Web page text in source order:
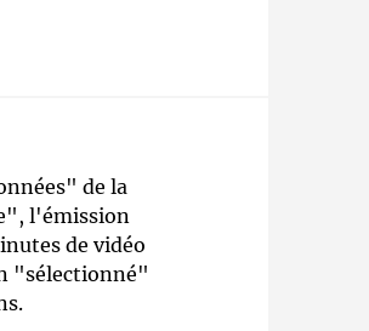
Qui sommes-nous ?
de la
l'émission
de vidéo
"sélectionné"